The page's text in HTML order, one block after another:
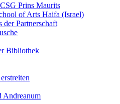
Prins Maurits
of Arts Haifa (Israel)
der Partnerschaft
Bibliothek
Andreanum